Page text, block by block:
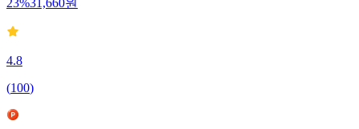
23%31,660원
4.8
(100)